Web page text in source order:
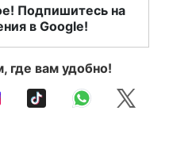
Подпишитесь на
в Google!
где вам удобно!